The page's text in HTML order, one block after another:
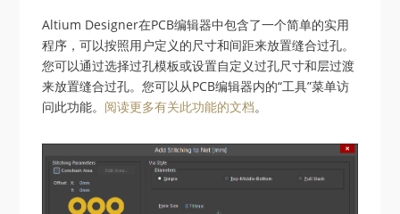
Altium Designer在PCB编辑器中包含了一个简单的实用
程序，可以按照用户定义的尺寸和间距来放置缝合过孔。
您可以通过选择过孔模板或设置自定义过孔尺寸和层过渡
来放置缝合过孔。您可以从PCB编辑器内的“工具”菜单访
问此功能。 阅读更多有关此功能的文档。